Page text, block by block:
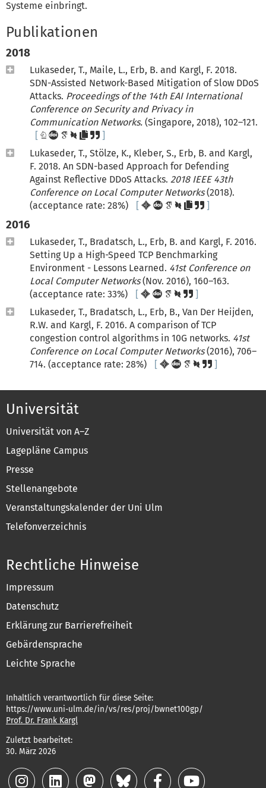
Systeme einbringt.
Publikationen
2018
Lukaseder, T., Maile, L., Erb, B. and Kargl, F. 2018.
SDN-Assisted Network-Based Mitigation of Slow DDoS
Attacks. Proceedings of the 14th EAI International
Conference on Security and Privacy in
Communication Networks. (Singapore, 2018), 102–121.
Lukaseder, T., Stölze, K., Kleber, S., Erb, B. and Kargl,
F. 2018. An SDN-based Approach for Defending
Against Reflective DDoS Attacks. 2018 IEEE 43th
Conference on Local Computer Networks(2018).
(acceptance rate: 28%)
2016
Lukaseder, T., Bradatsch, L., Erb, B. and Kargl, F. 2016.
Setting Up a High-Speed TCP Benchmarking
Environment - Lessons Learned. 41st Conference on
Local Computer Networks(Nov. 2016), 160–163.
(acceptance rate: 33%)
Lukaseder, T., Bradatsch, L., Erb, B., Van Der Heijden,
R.W. and Kargl, F. 2016. A comparison of TCP
congestion control algorithms in 10G networks. 41st
Conference on Local Computer Networks(2016), 706–
714. (acceptance rate: 28%)
Universität
Universität von A–Z
Lagepläne Campus
Presse
Stellenangebote
Veranstaltungskalender der Uni Ulm
Telefonverzeichnis
Rechtliche Hinweise
Impressum
Datenschutz
Erklärung zur Barrierefreiheit
Gebärdensprache
Leichte Sprache
Inhaltlich verantwortlich für diese Seite:
https://www.uni-ulm.de/in/vs/res/proj/bwnet100gp/
Prof. Dr. Frank Kargl
Zuletzt bearbeitet:
30. März 2026